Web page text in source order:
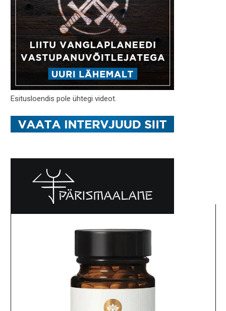
Esitusloendis pole ühtegi videot.